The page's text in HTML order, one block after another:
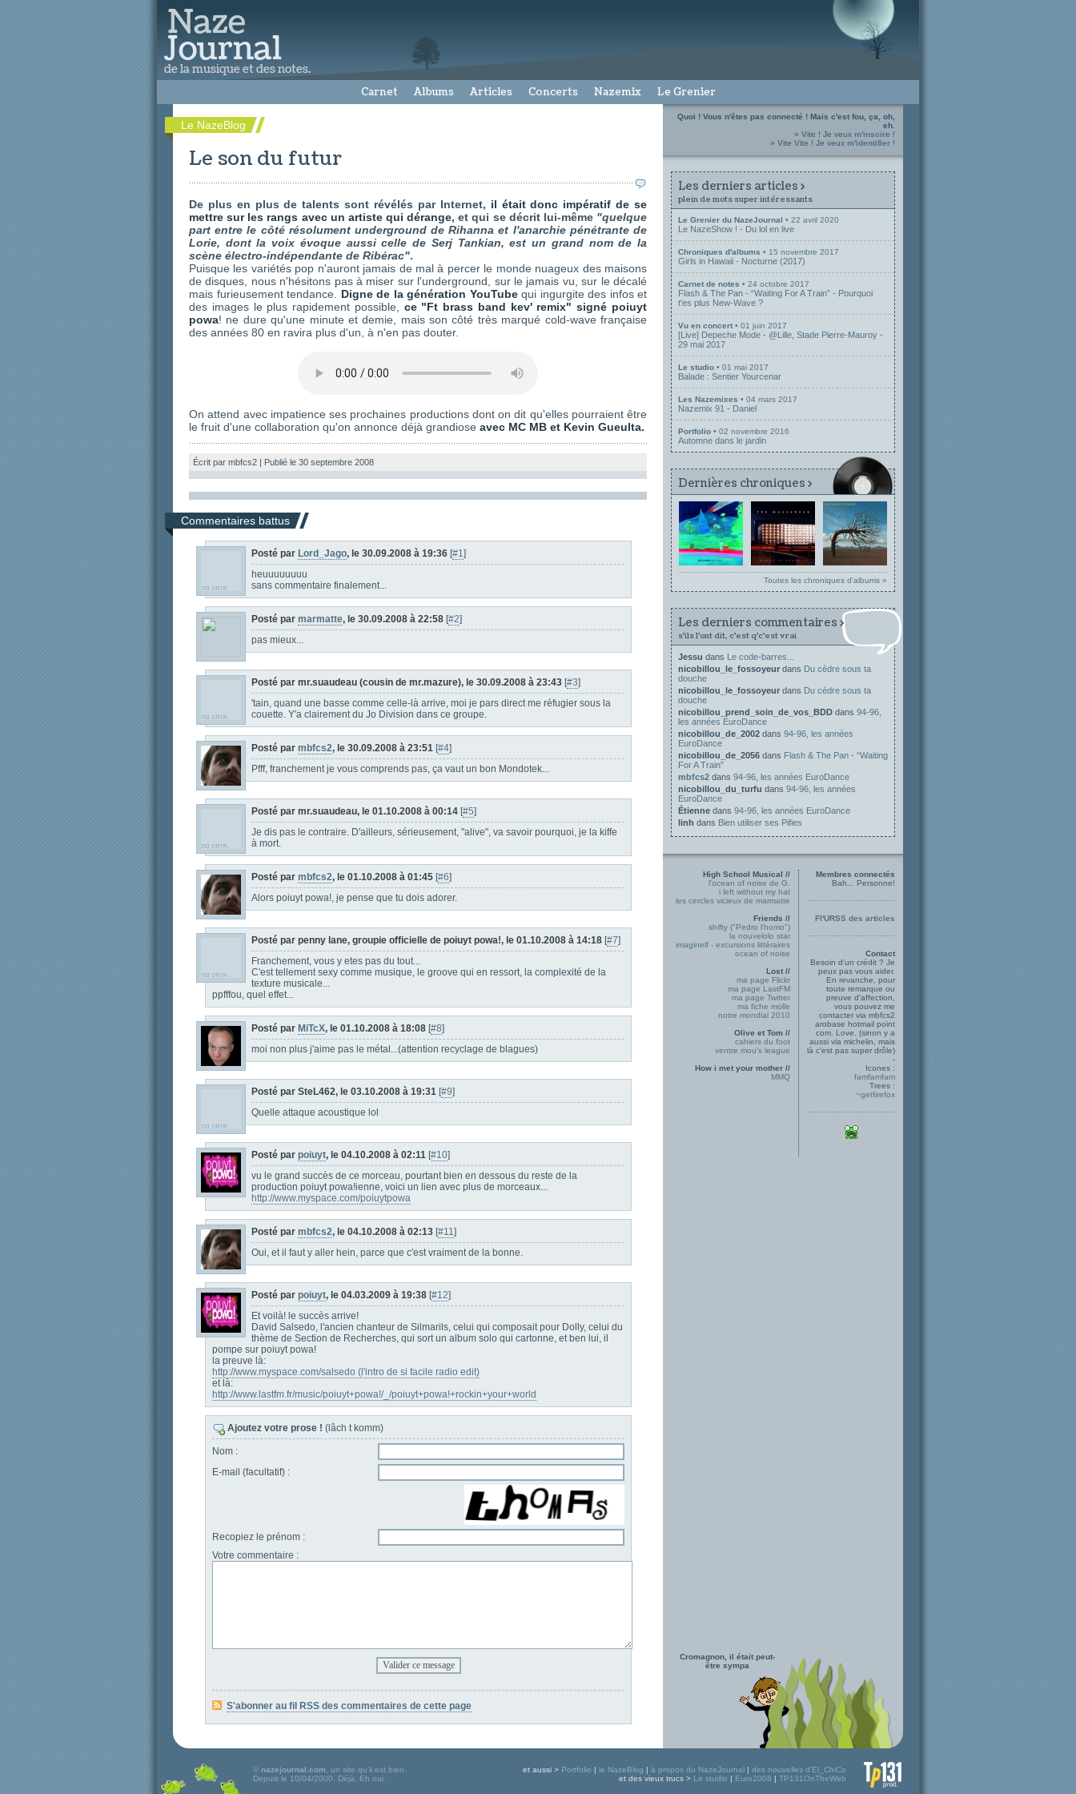
Carnet Albums Articles Concerts Nazemix Le Grenier
Quoi ! Vous n'êtes pas connecté ! Mais c'est fou, ça, oh,
eh.
» Vite ! Je veux m'inscire !
» Vite Vite ! Je veux m'identifier !
Les derniers articles >
plein de mots super intéressants
Le Grenier du NazeJournal • 22 avril 2020
Le NazeShow ! - Du lol en live
Chroniques d'albums • 15 novembre 2017
Girls in Hawaii - Nocturne (2017)
Carnet de notes • 24 octobre 2017
Flash & The Pan - “Waiting For A Train” - Pourquoi
t'es plus New-Wave ?
Vu en concert • 01 juin 2017
[Live] Depeche Mode - @Lille, Stade Pierre-Mauroy -
29 mai 2017
Le studio • 01 mai 2017
Balade : Sentier Yourcenar
Les Nazemixes • 04 mars 2017
Nazemix 91 - Daniel
Portfolio • 02 novembre 2016
Automne dans le jardin
Dernières chroniques >
Toutes les chroniques d'albums »
Les derniers commentaires >
s'ils l'ont dit, c'est q'c'est vrai
Jessu dans Le code-barres...
nicobillou_le_fossoyeur dans Du cèdre sous ta
douche
nicobillou_le_fossoyeur dans Du cèdre sous ta
douche
nicobillou_prend_soin_de_vos_BDD dans 94-96,
les années EuroDance
nicobillou_de_2002 dans 94-96, les années
EuroDance
nicobillou_de_2056 dans Flash & The Pan - “Waiting
For A Train”
mbfcs2 dans 94-96, les années EuroDance
nicobillou_du_turfu dans 94-96, les années
EuroDance
Étienne dans 94-96, les années EuroDance
linh dans Bien utiliser ses Pifies
High School Musical //
l'ocean of noise de G.
i left without my hat
les cercles vicieux de marmatte
Friends //
shifty ("Pedro l'homo")
la nouvelolo star
imaginelf - excursions littéraires
ocean of noise
Lost //
ma page Flickr
ma page LastFM
ma page Twitter
ma fiche molle
notre mondial 2010
Olive et Tom //
cahiers du foot
ventre mou's league
How i met your mother //
MMQ
Membres connectés
Bah... Personne!
Fl'URSS des articles
Contact
Besoin d'un crédit ? Je
peux pas vous aider.
En revanche, pour
toute remarque ou
preuve d'affection,
vous pouvez me
contacter via mbfcs2
arobase hotmail point
com. Love. (sinon y a
aussi via michelin, mais
là c'est pas super drôle)
-
Icones :
famfamfam
Trees :
~getfirefox
Le NazeBlog
Le son du futur
De plus en plus de talents sont révélés par Internet, il était donc impératif de se
mettre sur les rangs avec un artiste qui dérange, et qui se décrit lui-même"quelque
part entre le côté résolument underground de Rihanna et l'anarchie pénétrante de
Lorie, dont la voix évoque aussi celle de Serj Tankian, est un grand nom de la
scène électro-indépendante de Ribérac".
Puisque les variétés pop n'auront jamais de mal à percer le monde nuageux des maisons
de disques, nous n'hésitons pas à miser sur l'underground, sur le jamais vu, sur le décalé
mais furieusement tendance. Digne de la génération YouTubequi ingurgite des infos et
des images le plus rapidement possible, ce "Ft brass band kev' remix" signé poiuyt
powa! ne dure qu'une minute et demie, mais son côté très marqué cold-wave française
des années 80 en ravira plus d'un, à n'en pas douter.
On attend avec impatience ses prochaines productions dont on dit qu'elles pourraient être
le fruit d'une collaboration qu'on annonce déjà grandiose avec MC MB et Kevin Gueulta.
Écrit par mbfcs2 | Publié le 30 septembre 2008
Commentaires battus
Posté par Lord_Jago, le 30.09.2008 à 19:36 [#1]
heuuuuuuuu
sans commentaire finalement...
Posté par marmatte, le 30.09.2008 à 22:58 [#2]
pas mieux...
Posté par mr.suaudeau (cousin de mr.mazure), le 30.09.2008 à 23:43 [#3]
'tain, quand une basse comme celle-là arrive, moi je pars direct me réfugier sous la
couette. Y'a clairement du Jo Division dans ce groupe.
Posté par mbfcs2, le 30.09.2008 à 23:51 [#4]
Pfff, franchement je vous comprends pas, ça vaut un bon Mondotek...
Posté par mr.suaudeau, le 01.10.2008 à 00:14 [#5]
Je dis pas le contraire. D'ailleurs, sérieusement, "alive", va savoir pourquoi, je la kiffe
à mort.
Posté par mbfcs2, le 01.10.2008 à 01:45 [#6]
Alors poiuyt powa!, je pense que tu dois adorer.
Posté par penny lane, groupie officielle de poiuyt powa!, le 01.10.2008 à 14:18 [#7]
Franchement, vous y etes pas du tout...
C'est tellement sexy comme musique, le groove qui en ressort, la complexité de la
texture musicale...
ppfffou, quel effet...
Posté par MiTcX, le 01.10.2008 à 18:08 [#8]
moi non plus j'aime pas le métal...(attention recyclage de blagues)
Posté par SteL462, le 03.10.2008 à 19:31 [#9]
Quelle attaque acoustique lol
Posté par poiuyt, le 04.10.2008 à 02:11 [#10]
vu le grand succès de ce morceau, pourtant bien en dessous du reste de la
production poiuyt powa!ienne, voici un lien avec plus de morceaux...
http://www.myspace.com/poiuytpowa
Posté par mbfcs2, le 04.10.2008 à 02:13 [#11]
Oui, et il faut y aller hein, parce que c'est vraiment de la bonne.
Posté par poiuyt, le 04.03.2009 à 19:38 [#12]
Et voilà! le succès arrive!
David Salsedo, l'ancien chanteur de Silmarils, celui qui composait pour Dolly, celui du
thème de Section de Recherches, qui sort un album solo qui cartonne, et ben lui, il
pompe sur poiuyt powa!
la preuve là:
http://www.myspace.com/salsedo (l'intro de si facile radio edit)
et là:
http://www.lastfm.fr/music/poiuyt+powa!/_/poiuyt+powa!+rockin+your+world
Ajoutez votre prose ! (lâch t komm)
Nom :
E-mail (facultatif) :
Recopiez le prénom :
Votre commentaire :
S'abonner au fil RSS des commentaires de cette page
Cromagnon, il était peut-
être sympa
© nazejournal.com , un site qu'il est bien.
Depuis le 10/04/2000. Déjà. Eh oui.
et aussi > Portfolio | le NazeBlog | à propos du NazeJournal | des nouvelles d'El_ChiCo
et des vieux trucs > Le studio | Euro2008 | TP131OnTheWeb